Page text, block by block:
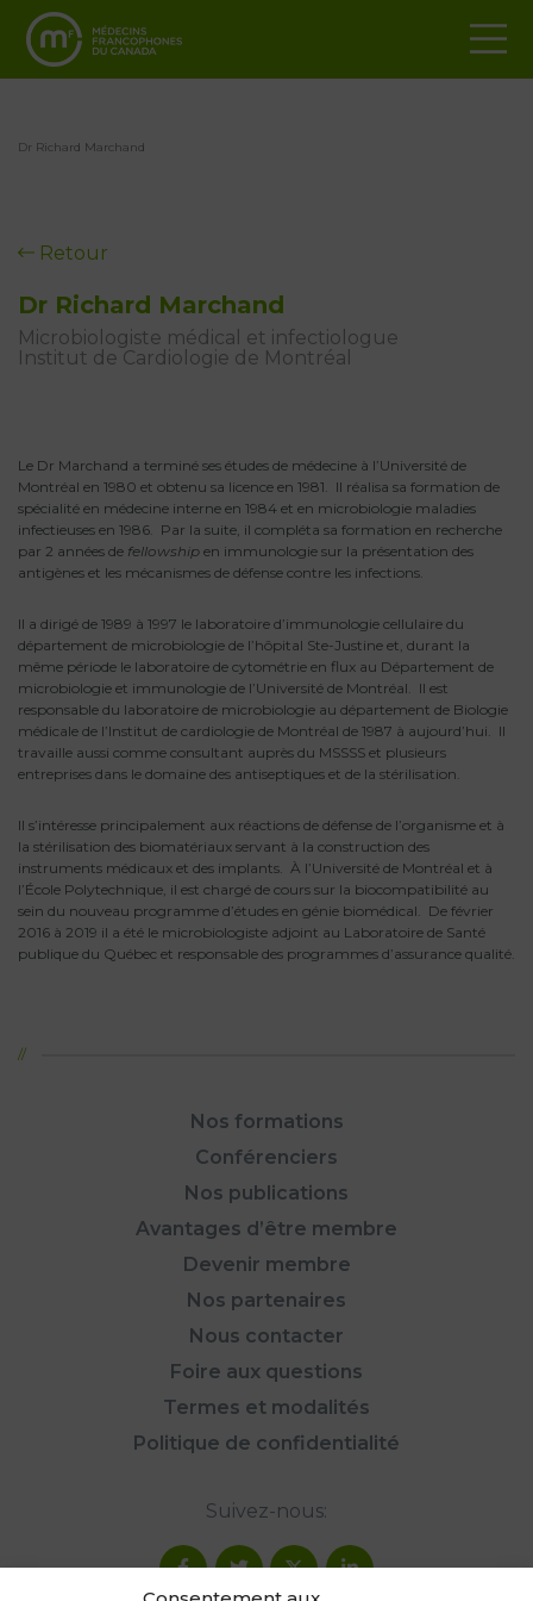
Dr Richard Marchand
Retour
Dr Richard Marchand
Microbiologiste médical et infectiologue
Institut de Cardiologie de Montréal
Le Dr Marchand a terminé ses études de médecine à l’Université de
Montréal en 1980 et obtenu sa licence en 1981. Il réalisa sa formation de
spécialité en médecine interne en 1984 et en microbiologie maladies
infectieuses en 1986. Par la suite, il compléta sa formation en recherche
par 2 années de fellowship en immunologie sur la présentation des
antigènes et les mécanismes de défense contre les infections.
Il a dirigé de 1989 à 1997 le laboratoire d’immunologie cellulaire du
département de microbiologie de l’hôpital Ste-Justine et, durant la
même période le laboratoire de cytométrie en flux au Département de
microbiologie et immunologie de l’Université de Montréal. Il est
responsable du laboratoire de microbiologie au département de Biologie
médicale de l’Institut de cardiologie de Montréal de 1987 à aujourd’hui. Il
travaille aussi comme consultant auprès du MSSSS et plusieurs
entreprises dans le domaine des antiseptiques et de la stérilisation.
Il s’intéresse principalement aux réactions de défense de l’organisme et à
la stérilisation des biomatériaux servant à la construction des
instruments médicaux et des implants. À l’Université de Montréal et à
l’École Polytechnique, il est chargé de cours sur la biocompatibilité au
sein du nouveau programme d’études en génie biomédical. De février
2016 à 2019 il a été le microbiologiste adjoint au Laboratoire de Santé
publique du Québec et responsable des programmes d’assurance qualité.
Nos formations
Conférenciers
Nos publications
Avantages d’être membre
Devenir membre
Nos partenaires
Nous contacter
Foire aux questions
Termes et modalités
Politique de confidentialité
Suivez-nous: